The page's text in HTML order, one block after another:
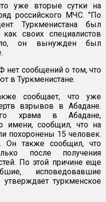
уже вторые сутки на
российского МЧС. "По
Туркменистана был
своих специалистов
он вынужден был
сообщений о том, что
в Туркменистане.
сообщает, что уже
взрывов в Абадане.
храма в Абадане,
имени, сообщил, что на
похоронены 15 человек.
Он также сообщил, что
после получения
По этой причине еще
исповедовавшие
туркменское